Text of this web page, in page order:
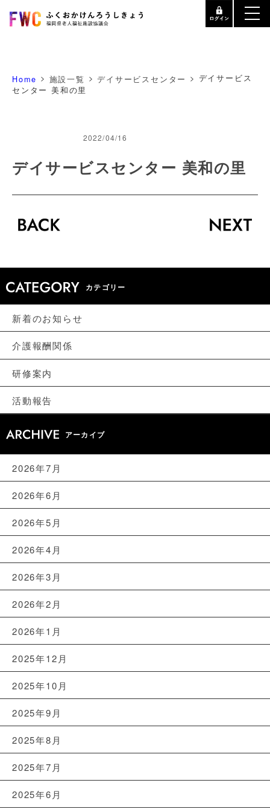
Home > 施設一覧 >デイサービスセンター > デイサービス
センター 美和の里
2022/04/16
デイサービスセンター 美和の里
カテゴリー
新着のお知らせ
介護報酬関係
研修案内
活動報告
アーカイブ
2026年7月
2026年6月
2026年5月
2026年4月
2026年3月
2026年2月
2026年1月
2025年12月
2025年10月
2025年9月
2025年8月
2025年7月
2025年6月